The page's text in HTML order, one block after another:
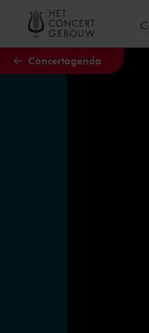
Naar hoofdcontent
Concertagenda